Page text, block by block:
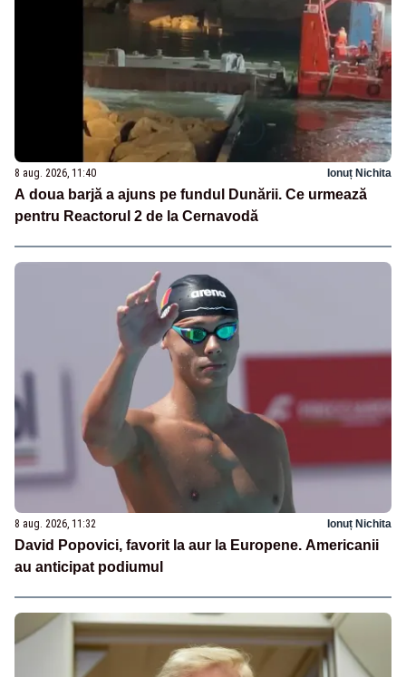
8 aug. 2026, 11:40 Ionuț Nichita
A doua barjă a ajuns pe fundul Dunării. Ce urmează
pentru Reactorul 2 de la Cernavodă
8 aug. 2026, 11:32 Ionuț Nichita
David Popovici, favorit la aur la Europene. Americanii
au anticipat podiumul